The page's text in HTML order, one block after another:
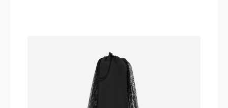
сумма всех заказов за 6 месяцев -
30.000 рублей.
- сумма всех заказов за 6 месяцев
80.000 рублей